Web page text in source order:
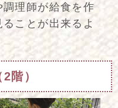
理師が給食を作
ことが出来るよ
階）